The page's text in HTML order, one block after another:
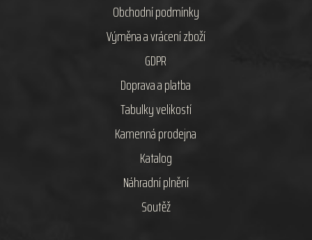
Obchodní podmínky
Výměna a vrácení zboží
GDPR
Doprava a platba
Tabulky velikostí
Kamenná prodejna
Katalog
Náhradní plnění
Soutěž